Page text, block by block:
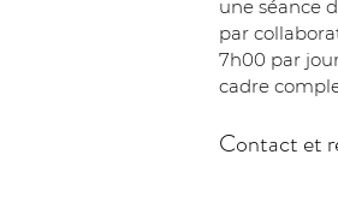
une séance
par
7h00 par
cadre
Contact et